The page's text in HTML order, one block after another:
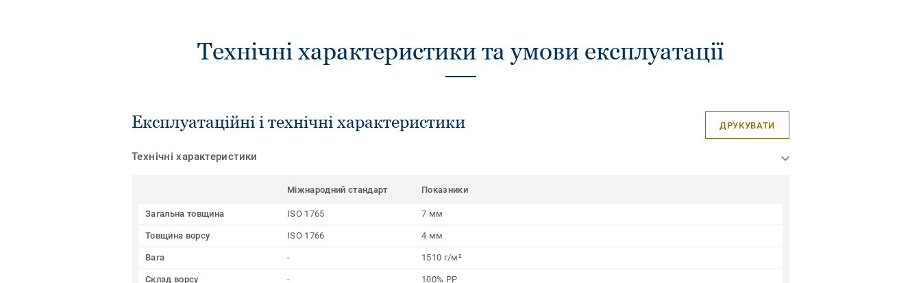
Технічні характеристики та умови експлуатації
Експлуатаційні і технічні характеристики ДРУКУВАТИ
Технічні характеристики
Міжнародний стандарт Показники
Загальна товщина ISO 1765 7 мм
Товщина ворсу ISO 1766 4 мм
Вага - 1510 г/м²
Склад ворсу - 100% PP